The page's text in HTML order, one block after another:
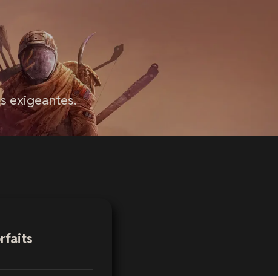
exigeantes.